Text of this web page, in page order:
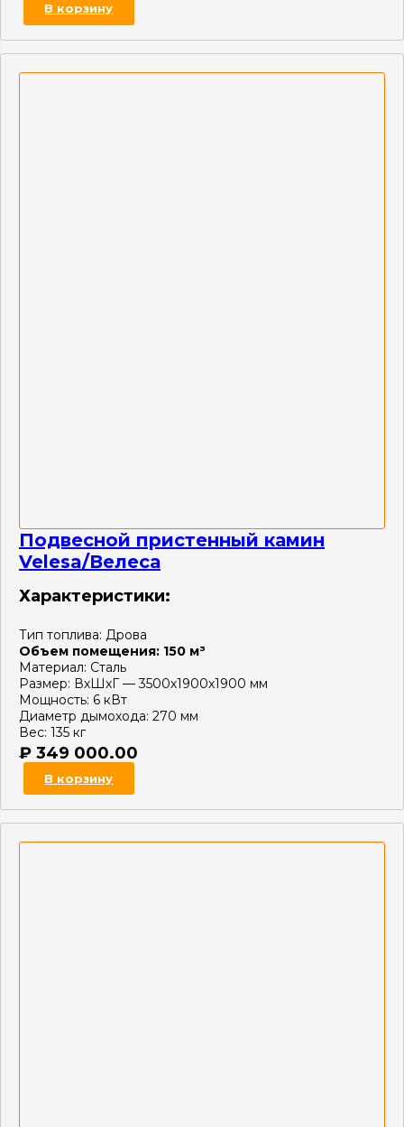
В корзину
Подвесной пристенный камин
Velesa/Велеса
Характеристики:
Тип топлива: Дрова
Объем помещения: 150 м³
Материал: Сталь
Размер: ВхШхГ — 3500х1900х1900 мм
Мощность: 6 кВт
Диаметр дымохода: 270 мм
Вес: 135 кг
₽ 349 000.00
В корзину